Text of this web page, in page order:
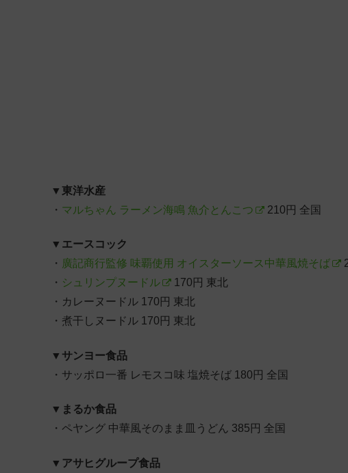
▼ 東洋水産
・ マルちゃん ラーメン海鳴 魚介とんこつ 210円 全国
▼ エースコック
・ 廣記商行監修 味覇使用 オイスターソース中華風焼そば
・ シュリンプヌードル
170円 東北
・カレーヌードル 170円 東北
・煮干しヌードル 170円 東北
▼ サンヨー食品
・サッポロ一番 レモスコ味 塩焼そば 180円 全国
▼ まるか食品
・ペヤング 中華風そのまま皿うどん 385円 全国
▼ アサヒグループ食品